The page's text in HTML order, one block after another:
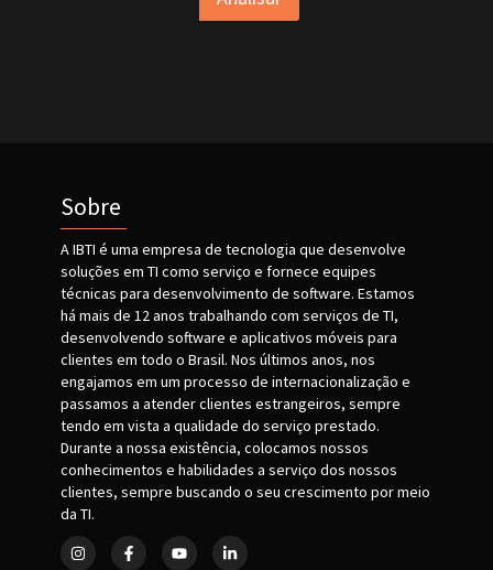
Sobre
A IBTI é uma empresa de tecnologia que desenvolve
soluções em TI como serviço e fornece equipes
técnicas para desenvolvimento de software. Estamos
há mais de 12 anos trabalhando com serviços de TI,
desenvolvendo software e aplicativos móveis para
clientes em todo o Brasil. Nos últimos anos, nos
engajamos em um processo de internacionalização e
passamos a atender clientes estrangeiros, sempre
tendo em vista a qualidade do serviço prestado.
Durante a nossa existência, colocamos nossos
conhecimentos e habilidades a serviço dos nossos
clientes, sempre buscando o seu crescimento por meio
da TI.